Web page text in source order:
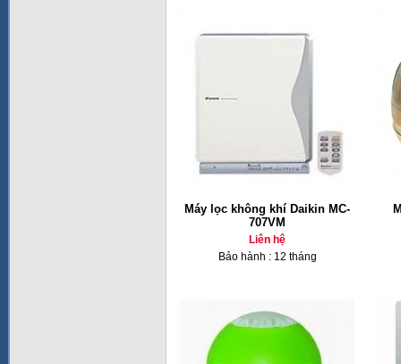
Máy lọc không khí Daikin MC-
707VM
Liên hệ
Bảo hành : 12 tháng